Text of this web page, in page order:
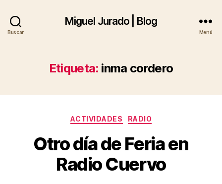
Buscar
Miguel Jurado | Blog
Menú
Etiqueta: inma cordero
Categorías
ACTIVIDADES RADIO
Otro día de Feria en
Radio Cuervo